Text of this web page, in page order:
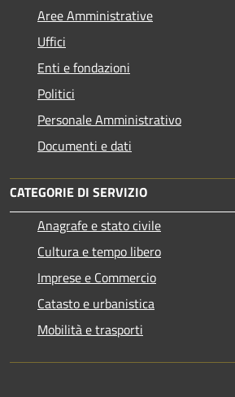
Aree Amministrative
Uffici
Enti e fondazioni
Politici
Personale Amministrativo
Documenti e dati
CATEGORIE DI SERVIZIO
Anagrafe e stato civile
Cultura e tempo libero
Imprese e Commercio
Catasto e urbanistica
Mobilità e trasporti